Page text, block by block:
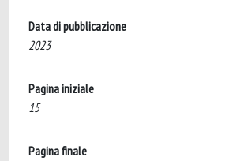
Data di pubblicazione
2023
Pagina iniziale
15
Pagina finale